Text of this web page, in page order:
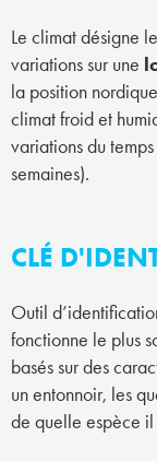
Le climat désigne
variations sur une
la position
climat froid et
variations du temps
semaines).
CLÉ
Outil
fonctionne le plus
basés sur des
un entonnoir, les
de quelle espèce il